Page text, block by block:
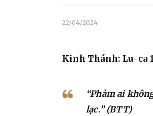
22/04/2024
Kinh Thánh: Lu-ca
“Phàm ai
lạc.” (BTT)